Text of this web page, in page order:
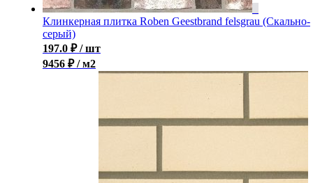
Клинкерная плитка Roben Geestbrand felsgrau (Скально-
серый)
197.0 ₽ / шт
9456 ₽ / м2